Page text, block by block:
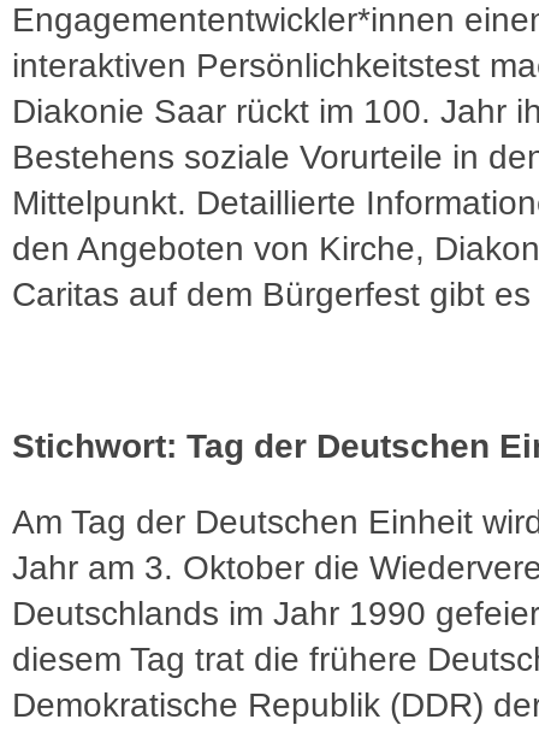
Engagemententwickler*innen
interaktiven Persönlichkeitstest
Diakonie Saar rückt im 100. Jahr
Bestehens soziale Vorurteile in
Mittelpunkt. Detaillierte
den Angeboten von Kirche,
Caritas auf dem Bürgerfest gibt es
Stichwort: Tag der Deutschen
Am Tag der Deutschen Einheit
Jahr am 3. Oktober die
Deutschlands im Jahr 1990
diesem Tag trat die frühere
Demokratische Republik (DDR)